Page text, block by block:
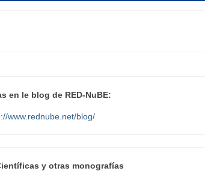
en le blog de RED-NuBE:
www.rednube.net/blog/
y otras monografías